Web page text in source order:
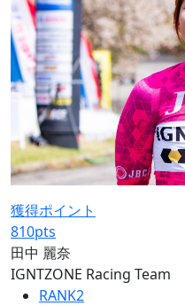
獲得ポイント
810pts
田中 麗奈
IGNTZONE Racing Team
RANK2